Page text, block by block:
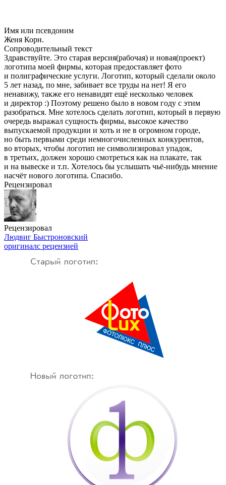
Имя или псевдоним
Женя Корн.
Сопроводительный текст
Здравствуйте. Это старая версия(рабочая) и новая(проект)
логотипа моей фирмы, которая предоставляет фото
и полиграфические услуги. Логотип, который сделали около
5 лет назад, по мне, забивает все труды на нет! Я его
ненавижу, также его ненавидят ещё несколько человек
и директор :) Поэтому решено было в новом году с этим
разобраться. Мне хотелось сделать логотип, который в первую
очередь выражал сущность фирмы, высокое качество
выпускаемой продукции и хоть и не в огромном городе,
но быть первыми среди немногочисленных конкурентов,
во вторых, чтобы логотип не символизировал упадок,
в третьих, должен хорошо смотреться как на плакате, так
и на вывеске и т.п. Хотелось бы услышать чьё-нибудь мнение
насчёт нового логотипа. Спасибо.
Рецензировал
Рецензировал
Людвиг Быстроновский
оригиналс рецензией